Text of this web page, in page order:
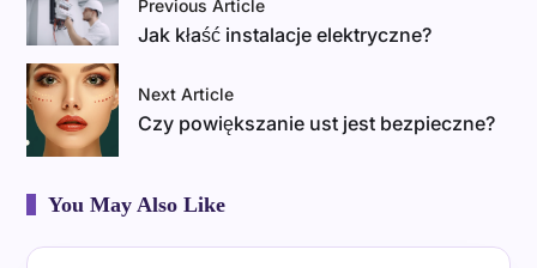
Previous Article
Jak kłaść instalacje elektryczne?
Next Article
Czy powiększanie ust jest bezpieczne?
You May Also Like